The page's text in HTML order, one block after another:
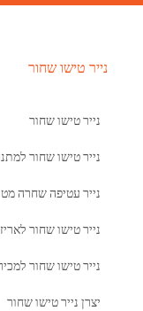
נייר טישו שחור
נייר טישו שחור
נייר טישו שחור
נייר עטיפה שחרה
נייר טישו שחור
נייר טישו שחור
יצרן נייר טישו שחור